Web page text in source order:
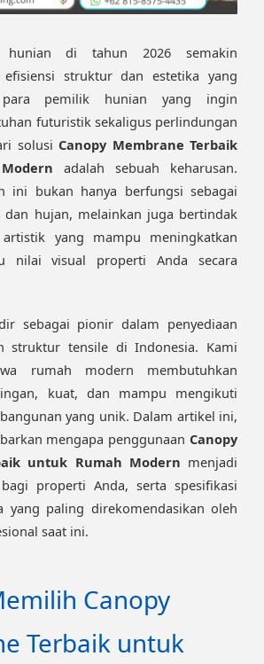
hunian di tahun 2026 semakin
efisiensi struktur dan estetika yang
pemilik hunian yang ingin
futuristik sekaligus perlindungan
solusi Canopy Membrane Terbaik
adalah sebuah keharusan.
ini bukan hanya berfungsi sebagai
dan hujan, melainkan juga bertindak
yang mampu meningkatkan
nilai visual properti Anda secara
sebagai pionir dalam penyediaan
struktur tensile di Indonesia. Kami
rumah modern membutuhkan
kuat, dan mampu mengikuti
yang unik. Dalam artikel ini,
mengapa penggunaan Canopy
untuk Rumah Modern menjadi
properti Anda, serta spesifikasi
yang paling direkomendasikan oleh
saat ini.
Canopy
Terbaik untuk